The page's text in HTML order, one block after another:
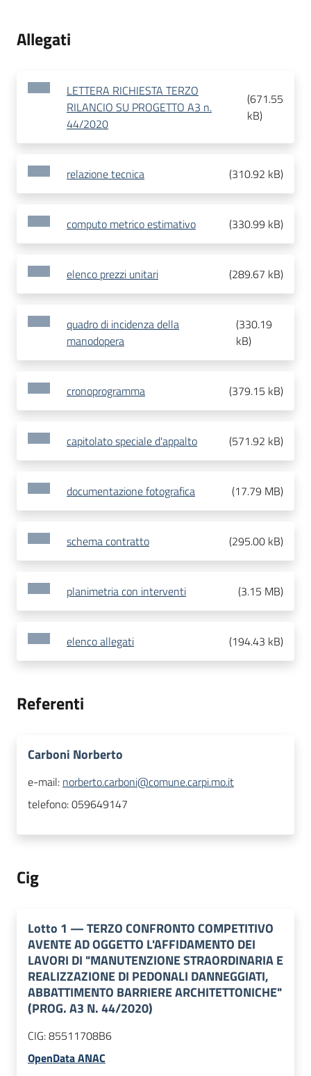
Allegati
LETTERA RICHIESTA TERZO
RILANCIO SU PROGETTO A3 n.
44/2020
(671.55
kB)
relazione tecnica (310.92 kB)
computo metrico estimativo (330.99 kB)
elenco prezzi unitari (289.67 kB)
quadro di incidenza della
manodopera
(330.19
kB)
cronoprogramma (379.15 kB)
capitolato speciale d'appalto (571.92 kB)
documentazione fotografica (17.79 MB)
schema contratto (295.00 kB)
planimetria con interventi (3.15 MB)
elenco allegati (194.43 kB)
Referenti
Carboni Norberto
e-mail: norberto.carboni@comune.carpi.mo.it
telefono:059649147
Cig
Lotto 1 —TERZO CONFRONTO COMPETITIVO
AVENTE AD OGGETTO L'AFFIDAMENTO DEI
LAVORI DI "MANUTENZIONE STRAORDINARIA E
REALIZZAZIONE DI PEDONALI DANNEGGIATI,
ABBATTIMENTO BARRIERE ARCHITETTONICHE"
(PROG. A3 N. 44/2020)
CIG:85511708B6
OpenData ANAC